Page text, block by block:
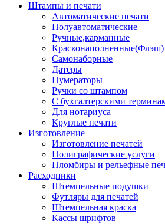
Штампы и печати
Автоматические печати
Полуавтоматические
Ручные,карманные
Красконаполненные(Флэш)
Самонаборные
Датеры
Нумераторы
Ручки со штампом
С бухгалтерскими
Для нотариуса
Круглые печати
Изготовление
Изготовление печатей
Полиграфические услуги
Пломбиры и рельефные
Расходники
Штемпельные подушки
Футляры для печатей
Штемпельная краска
Кассы шрифтов